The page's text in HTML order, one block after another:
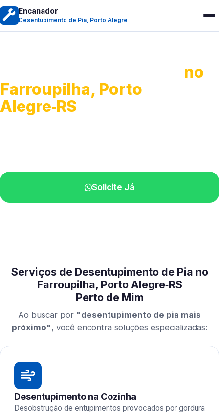
Encanador
Desentupimento de Pia, Porto Alegre
no
Farroupilha, Porto
Alegre‑RS
Solicite Já
Serviços de Desentupimento de Pia no
Farroupilha, Porto Alegre‑RS
Perto de Mim
Ao buscar por "desentupimento de pia mais
próximo", você encontra soluções especializadas:
Desentupimento na Cozinha
Desobstrução de entupimentos provocados por gordura